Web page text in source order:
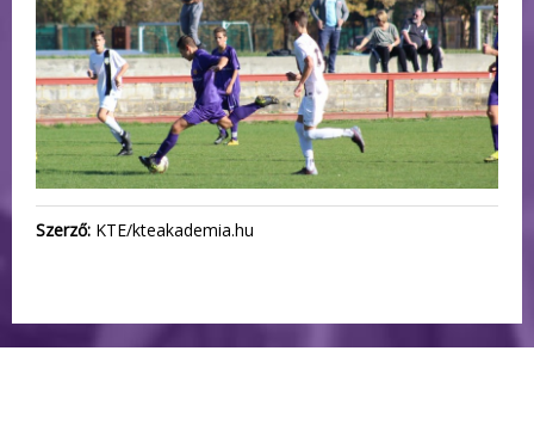
Szerző: KTE/kteakademia.hu